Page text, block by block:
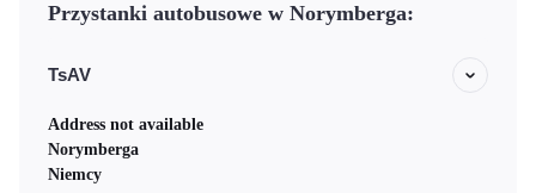
Przystanki autobusowe w Norymberga:
TsAV
Address not available
Norymberga
Niemcy